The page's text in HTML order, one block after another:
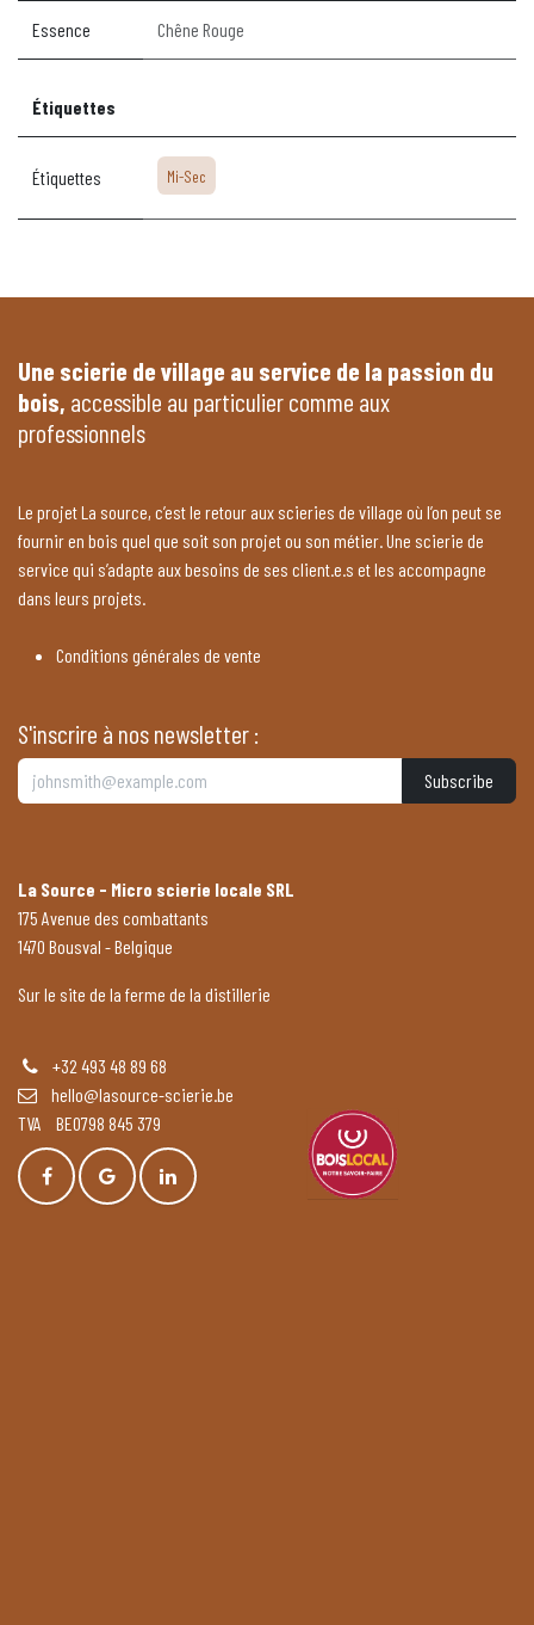
Essence Chêne Rouge
Étiquettes
Étiquettes Mi-Sec
Une scierie de village au service de la passion du
bois, accessible au particulier comme aux
professionnels
Le projet La source, c’est le retour aux scieries de village où l’on peut se
fournir en bois quel que soit son projet ou son métier. Une scierie de
service qui s’adapte aux besoins de ses client.e.s et les accompagne
dans leurs projets.
Conditions générales de vente
S'inscrire à nos newsletter :
Subscribe
La Source - Micro scierie locale SRL
175 Avenue des combattants
1470 Bousval - Belgique
Sur le site de la ferme de la distillerie
+32 493 48 89 68
hello@lasource-scierie.be
TVA BE0798 845 379